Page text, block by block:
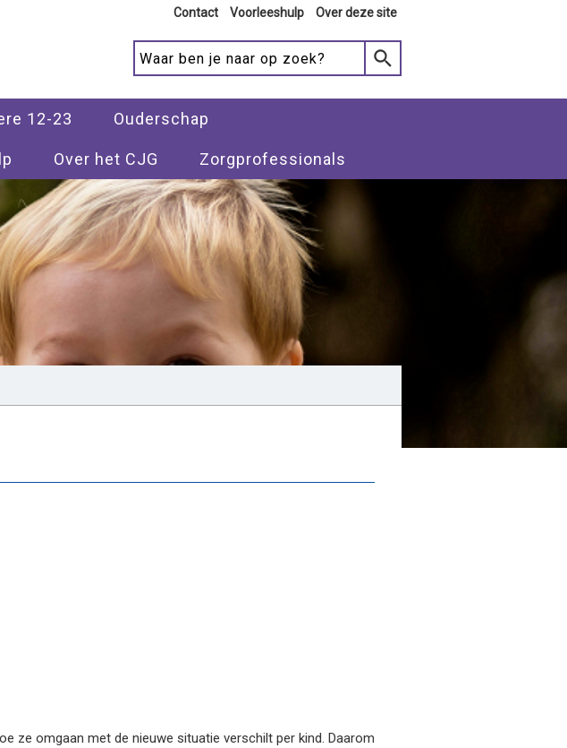
Contact Voorleeshulp Over deze site
12-23 Ouderschap
Over het CJG Zorgprofessionals
ze omgaan met de nieuwe situatie verschilt per kind. Daarom